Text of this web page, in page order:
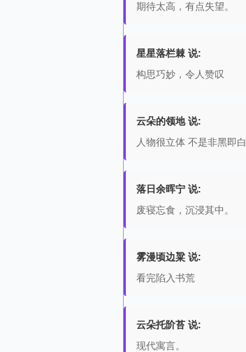
期待太高，有点失望。
星星落栏棘 说:
构思巧妙，令人赞叹
云朵的领地 说:
人物很立体 不是非黑即白
落日余晖宁 说:
废寝忘食，沉浸其中。
雾漫顷边粱 说:
看完陷入书荒
云朵托阶苔 说:
现代寓言。